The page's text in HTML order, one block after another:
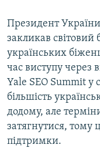
КТАТ
ДОЛУЧАЙСЯ!
Усі сайти RFE/RL
Президент
закликав світовий
українських
час виступу через
Yale SEO Summit у
більшість
додому, але
затягнутися, тому
підтримки.